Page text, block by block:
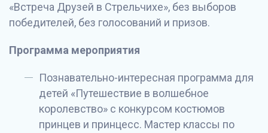
«Встреча Друзей в Стрельчихе», без выборов
победителей, без голосований и призов.
Программа мероприятия
Познавательно-интересная программа для
детей «Путешествие в волшебное
королевство» с конкурсом костюмов
принцев и принцесс. Мастер классы по